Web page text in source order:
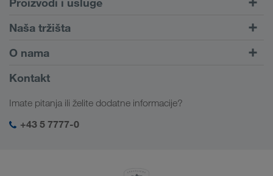
Cestovni prijevoz
Portal za klijente CONNECT
Digitalna rješenja
Naša tržišta
Europa
Kavkaz
Srednja Azija
Bliski Istok
O nama
Informacije o poduzeću
Društvena odgovornost
SHEQ-menadžment
Kontakt
Imate pitanja ili želite dodatne informacije?
+43 5 7777-0